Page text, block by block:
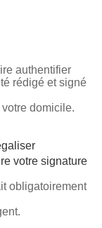
authentifier
rédigé et signé
domicile.
votre signature
obligatoirement